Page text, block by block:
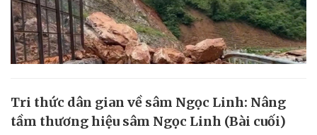
Tri thức dân gian về sâm Ngọc Linh: Nâng
tầm thương hiệu sâm Ngọc Linh (Bài cuối)